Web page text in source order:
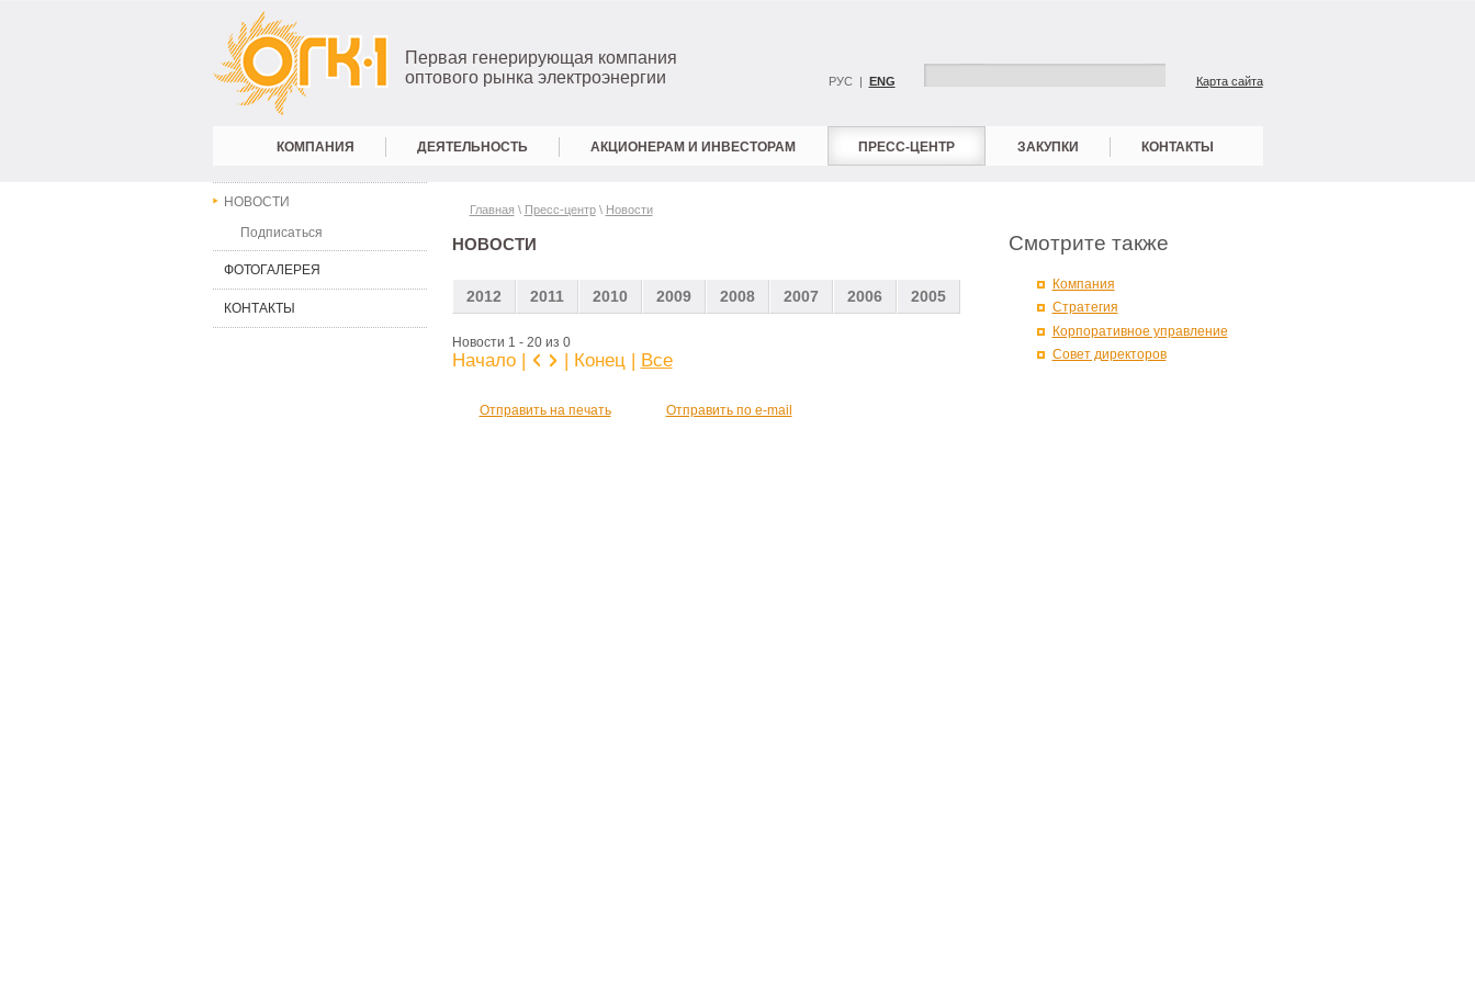
Первая генерирующая компания
оптового рынка электроэнергии
РУС | ENG Карта сайта
КОМПАНИЯ ДЕЯТЕЛЬНОСТЬ АКЦИОНЕРАМ И ИНВЕСТОРАМ ПРЕСС-ЦЕНТР ЗАКУПКИ КОНТАКТЫ
НОВОСТИ
Подписаться
ФОТОГАЛЕРЕЯ
КОНТАКТЫ
Главная \ Пресс-центр\ Новости
НОВОСТИ
2012 2011 2010 2009 2008 2007 2006 2005
Новости 1 - 20 из 0
Начало | | Конец | Все
Отправить по e-mail
Отправить на печать
Смотрите также
Компания
Стратегия
Корпоративное управление
Совет директоров